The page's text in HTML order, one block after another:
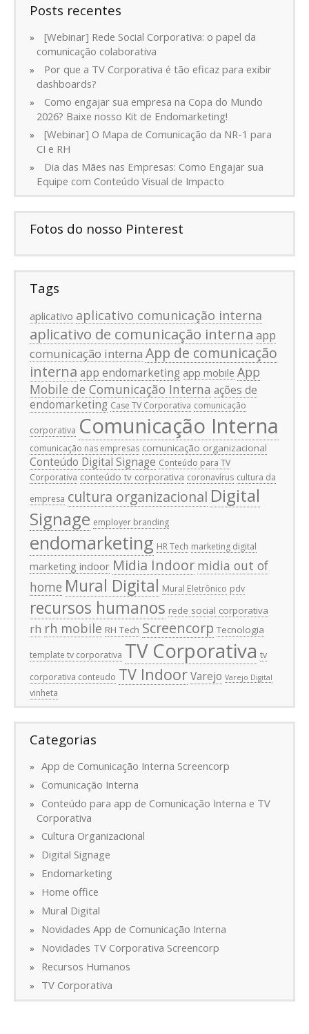
Posts recentes
[Webinar] Rede Social Corporativa: o papel da
comunicação colaborativa
Por que a TV Corporativa é tão eficaz para exibir
dashboards?
Como engajar sua empresa na Copa do Mundo
2026? Baixe nosso Kit de Endomarketing!
[Webinar] O Mapa de Comunicação da NR-1 para
CI e RH
Dia das Mães nas Empresas: Como Engajar sua
Equipe com Conteúdo Visual de Impacto
Fotos do nosso Pinterest
Tags
aplicativo aplicativo comunicação interna
aplicativo de comunicação interna app
comunicação interna App de comunicação
interna app endomarketing app mobile App
Mobile de Comunicação Interna ações de
endomarketing Case TV Corporativa comunicação
corporativa Comunicação Interna
comunicação nas empresas comunicação organizacional
Conteúdo Digital Signage Conteúdo para TV
Corporativa conteúdo tv corporativa coronavírus cultura da
empresa cultura organizacional Digital
Signage employer branding
endomarketing HR Tech marketing digital
marketing indoor Midia Indoor midia out of
home Mural Digital Mural Eletrônico pdv
recursos humanos rede social corporativa
rh rh mobile RH Tech Screencorp Tecnologia
template tv corporativa TV Corporativa tv
corporativa conteudo TV IndoorVarejo Varejo Digital
vinheta
Categorias
App de Comunicação Interna Screencorp
Comunicação Interna
Conteúdo para app de Comunicação Interna e TV
Corporativa
Cultura Organizacional
Digital Signage
Endomarketing
Home office
Mural Digital
Novidades App de Comunicação Interna
Novidades TV Corporativa Screencorp
Recursos Humanos
TV Corporativa